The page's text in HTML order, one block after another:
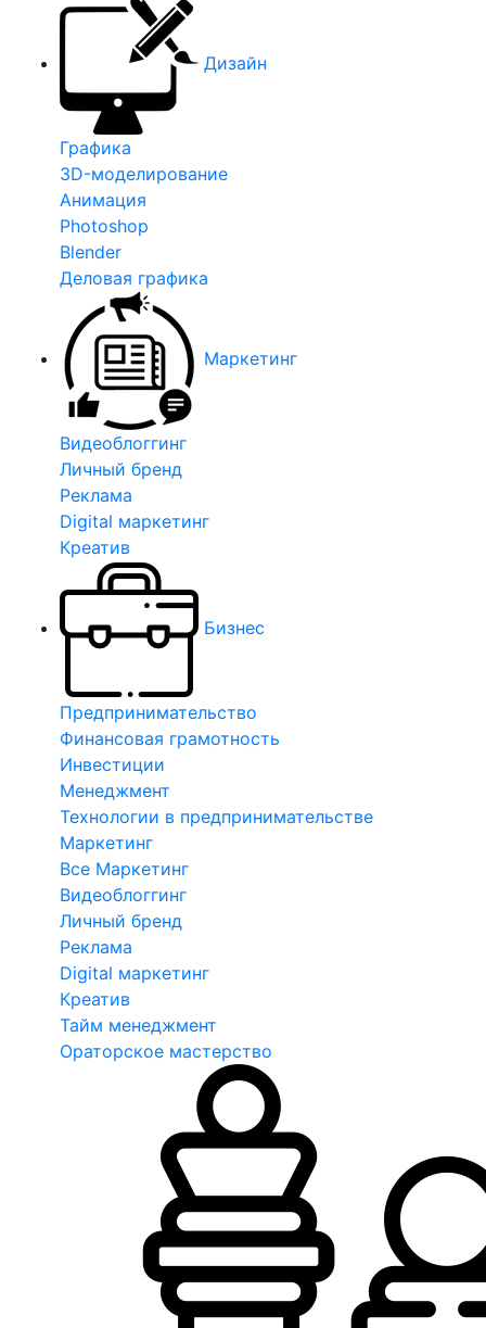
Дизайн
Графика
3D-моделирование
Анимация
Photoshop
Blender
Деловая графика
Маркетинг
Видеоблоггинг
Личный бренд
Реклама
Digital маркетинг
Креатив
Бизнес
Предпринимательство
Финансовая грамотность
Инвестиции
Менеджмент
Технологии в предпринимательстве
Маркетинг
Все Маркетинг
Видеоблоггинг
Личный бренд
Реклама
Digital маркетинг
Креатив
Тайм менеджмент
Ораторское мастерство